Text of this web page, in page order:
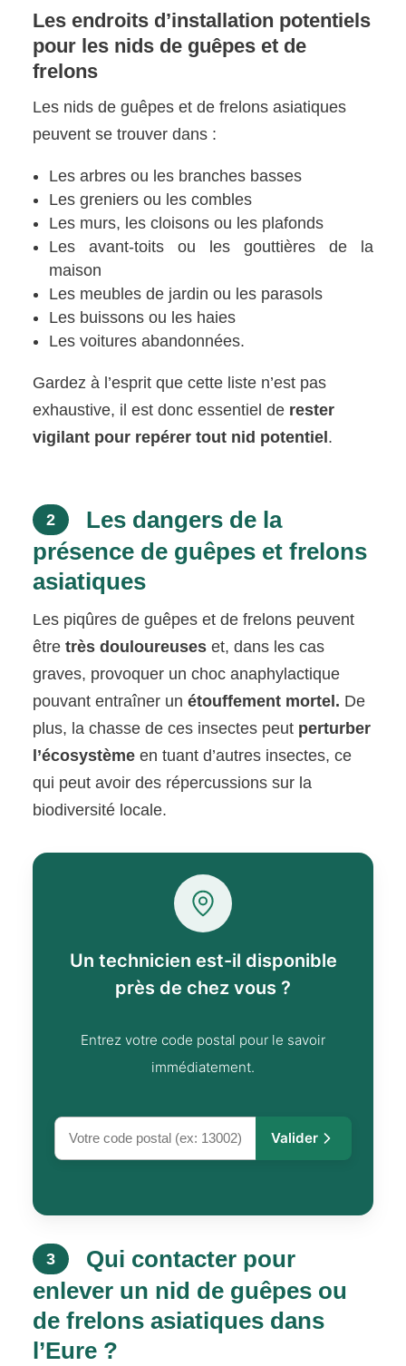
Les endroits d’installation potentiels
pour les nids de guêpes et de
frelons
Les nids de guêpes et de frelons asiatiques
peuvent se trouver dans :
Les arbres ou les branches basses
Les greniers ou les combles
Les murs, les cloisons ou les plafonds
Les avant-toits ou les gouttières de la
maison
Les meubles de jardin ou les parasols
Les buissons ou les haies
Les voitures abandonnées.
Gardez à l’esprit que cette liste n’est pas
exhaustive, il est donc essentiel de rester
vigilant pour repérer tout nid potentiel.
2
Les dangers de la
présence de guêpes et frelons
asiatiques
Les piqûres de guêpes et de frelons peuvent
êtretrès douloureuses et, dans les cas
graves, provoquer un choc anaphylactique
pouvant entraîner unétouffement mortel. De
plus, la chasse de ces insectes peut perturber
l’écosystème en tuant d’autres insectes, ce
qui peut avoir des répercussions sur la
biodiversité locale.
Un technicien est-il disponible
près de chez vous ?
Entrez votre code postal pour le savoir
immédiatement.
Valider
3
Qui contacter pour
enlever un nid de guêpes ou
de frelons asiatiques dans
l’Eure ?